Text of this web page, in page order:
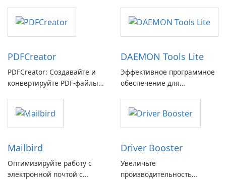
с легкостью
PDFCreator
PDFCreator: Создавайте и
конвертируйте PDF-файлы с
DAEMON Tools Lite
Эффективное программное
обеспечение для
Mailbird
Оптимизируйте работу с
электронной почтой с
Driver Booster
Увеличьте
производительность